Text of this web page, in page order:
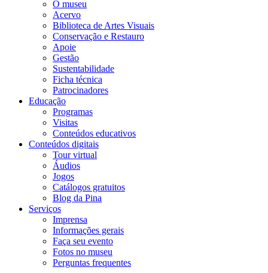
O museu
Acervo
Biblioteca de Artes Visuais
Conservação e Restauro
Apoie
Gestão
Sustentabilidade
Ficha técnica
Patrocinadores
Educação
Programas
Visitas
Conteúdos educativos​
Conteúdos digitais
Tour virtual
Áudios
Jogos
Catálogos gratuitos
Blog da Pina
Serviços
Imprensa
Informações gerais
Faça seu evento
Fotos no museu
Perguntas frequentes